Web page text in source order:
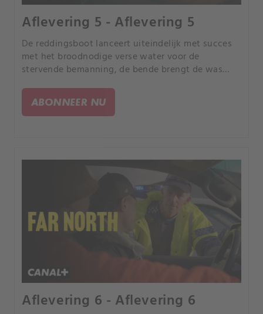
Aflevering 5 - Aflevering 5
De reddingsboot lanceert uiteindelijk met succes
met het broodnodige verse water voor de
stervende bemanning, de bende brengt de was
de drugsdeal te laten ontsporen.
ABONNEER NU
Aflevering 6 - Aflevering 6